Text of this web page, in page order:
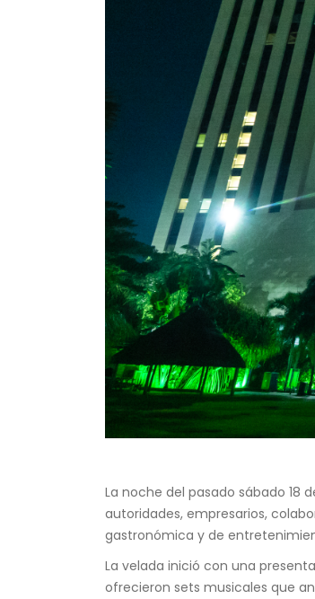
La noche del pasado sábado 18
autoridades, empresarios,
gastronómica y de
La velada inició con una
ofrecieron sets musicales que